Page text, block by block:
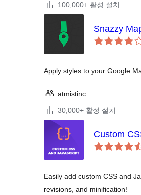
100,000+ 활성 설치
Snazzy
Apply styles to your Google
atmistinc
30,000+ 활성 설치
Custom
Easily add custom CSS and
revisions, and minification!